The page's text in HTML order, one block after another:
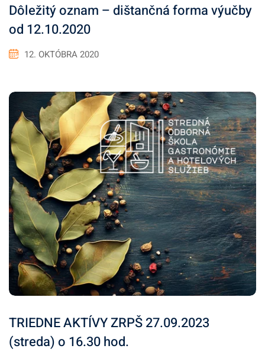
Dôležitý oznam – dištančná forma výučby
od 12.10.2020
12. OKTÓBRA 2020
TRIEDNE AKTÍVY ZRPŠ 27.09.2023
(streda) o 16.30 hod.